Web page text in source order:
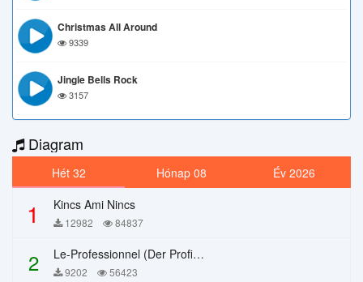
Christmas All Around
9339
Jingle Bells Rock
3157
Diagram
Hét 32 Hónap 08 Év 2026
1 Kincs Ami Nincs
12982 84837
2 Le-Professionnel (Der Profi) – Chi Mai
9202 56423